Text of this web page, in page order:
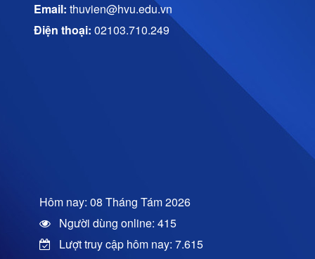
Email: thuvien@hvu.edu.vn
Điện thoại: 02103.710.249
Hôm nay: 08 Tháng Tám 2026
Người dùng online: 415
Lượt truy cập hôm nay: 7.615